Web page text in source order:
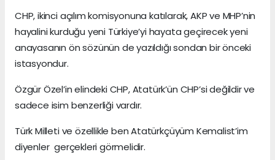
CHP, ikinci açılım komisyonuna katılarak, AKP ve MHP’nin
hayalini kurduğu yeni Türkiye’yi hayata geçirecek yeni
anayasanın ön sözünün de yazıldığı sondan bir önceki
istasyondur.
Özgür Özel’in elindeki CHP, Atatürk’ün CHP’si değildir ve
sadece isim benzerliği vardır.
Türk Milleti ve özellikle ben Atatürkçüyüm Kemalist’im
diyenler gerçekleri görmelidir.